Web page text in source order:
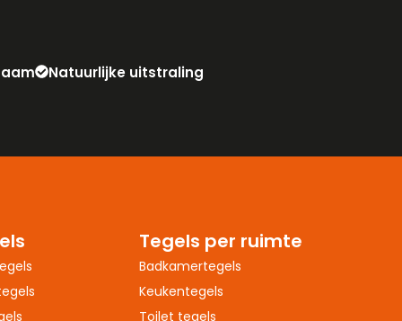
Natuurlijke uitstraling
Tegels per ruimte
Badkamertegels
Keukentegels
Toilet tegels